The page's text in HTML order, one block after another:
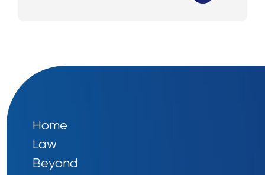
Home
Law
Beyond